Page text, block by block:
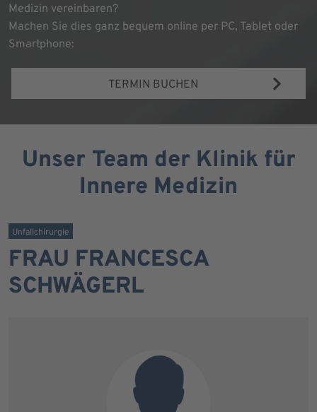
Medizin vereinbaren?
Machen Sie dies ganz bequem online per PC, Tablet oder
Smartphone:
TERMIN BUCHEN
Unser Team der Klinik für
Innere Medizin
Unfallchirurgie
FRAU FRANCESCA
SCHWÄGERL